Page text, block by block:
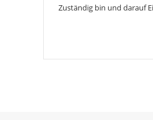
Zuständig bin und darauf